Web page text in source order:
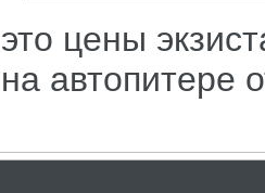
это цены
на автопитере